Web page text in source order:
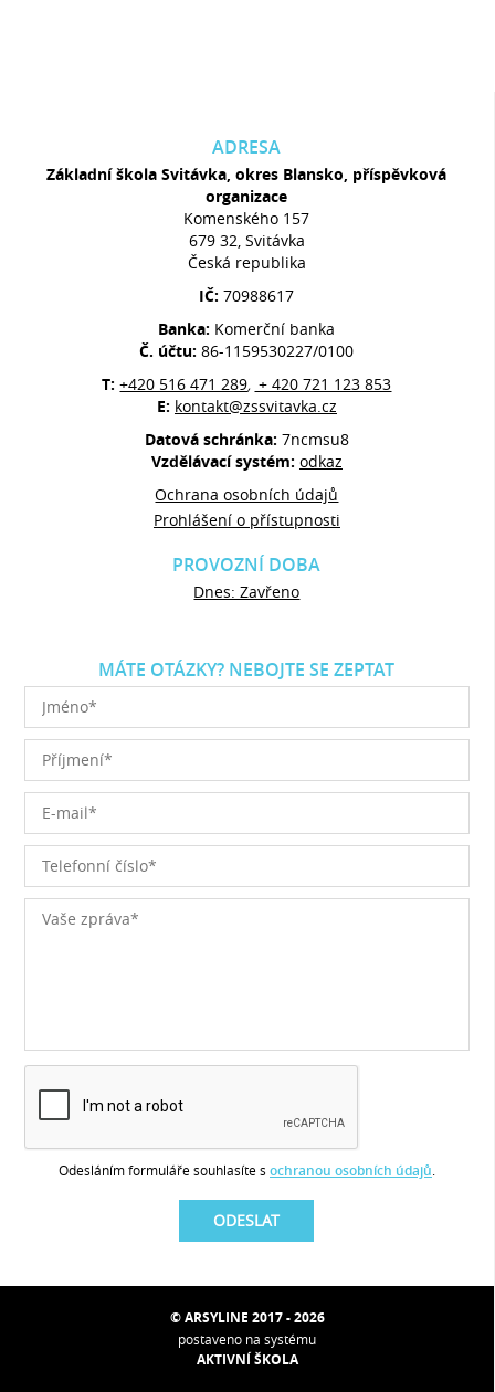
ADRESA
Základní škola Svitávka, okres Blansko, příspěvková
organizace
Komenského 157
679 32, Svitávka
Česká republika
IČ:70988617
Banka: Komerční banka
Č. účtu:86-1159530227/0100
T:+420 516 471 289, + 420 721 123 853
E: kontakt@zssvitavka.cz
Datová schránka: 7ncmsu8
Vzdělávací systém: odkaz
Ochrana osobních údajů
Prohlášení o přístupnosti
PROVOZNÍ DOBA
Dnes: Zavřeno
MÁTE OTÁZKY? NEBOJTE SE ZEPTAT
Odesláním formuláře souhlasíte s ochranou osobních údajů
© ARSYLINE 2017 - 2026
postaveno na systému
AKTIVNÍ ŠKOLA